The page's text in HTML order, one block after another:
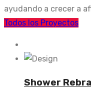
ayudando a crecer a
Todos los Proyectos
Shower